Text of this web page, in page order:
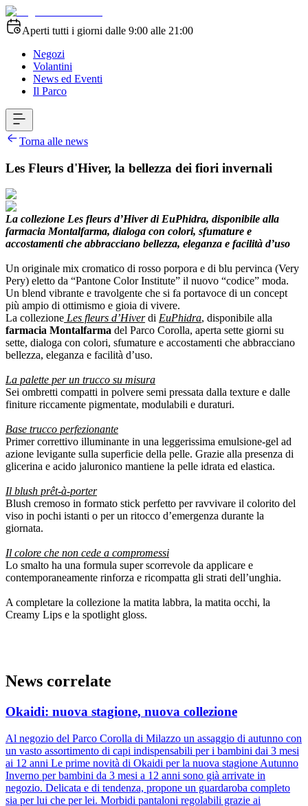
Aperti tutti i giorni dalle 9:00 alle 21:00
Negozi
Volantini
News ed Eventi
Il Parco
Torna alle news
Les Fleurs d'Hiver, la bellezza dei fiori invernali
La collezione Les fleurs d’Hiver di EuPhidra, disponibile alla
farmacia Montalfarma, dialoga con colori, sfumature e
accostamenti che abbracciano bellezza, eleganza e facilità d’uso
Un originale mix cromatico di rosso porpora e di blu pervinca (Very
Pery) eletto da “Pantone Color Institute” il nuovo “codice” moda.
Un blend vibrante e travolgente che si fa portavoce di un concept
più ampio di ottimismo e gioia di vivere.
La collezione Les fleurs d’Hiverdi EuPhidra, disponibile alla
farmacia Montalfarma del Parco Corolla, aperta sette giorni su
sette, dialoga con colori, sfumature e accostamenti che abbracciano
bellezza, eleganza e facilità d’uso.
La palette per un trucco su misura
Sei ombretti compatti in polvere semi pressata dalla texture e dalle
finiture riccamente pigmentate, modulabili e duraturi.
Base trucco perfezionante
Primer correttivo illuminante in una leggerissima emulsione-gel ad
azione levigante sulla superficie della pelle. Grazie alla presenza di
glicerina e acido jaluronico mantiene la pelle idrata ed elastica.
Il blush prêt-à-porter
Blush cremoso in formato stick perfetto per ravvivare il colorito del
viso in pochi istanti o per un ritocco d’emergenza durante la
giornata.
Il colore che non cede a compromessi
Lo smalto ha una formula super scorrevole da applicare e
contemporaneamente rinforza e ricompatta gli strati dell’unghia.
A completare la collezione la matita labbra, la matita occhi, la
Creamy Lips e la spotlight gloss.
News correlate
Okaidi: nuova stagione, nuova collezione
Al negozio del Parco Corolla di Milazzo un assaggio di autunno con
un vasto assortimento di capi indispensabili per i bambini dai 3 mesi
ai 12 anni Le prime novità di Okaidi per la nuova stagione Autunno
Inverno per bambini da 3 mesi a 12 anni sono già arrivate in
negozio. Delicata e di tendenza, propone un guardaroba completo
sia per lui che per lei. Morbidi pantaloni regolabili grazie ai